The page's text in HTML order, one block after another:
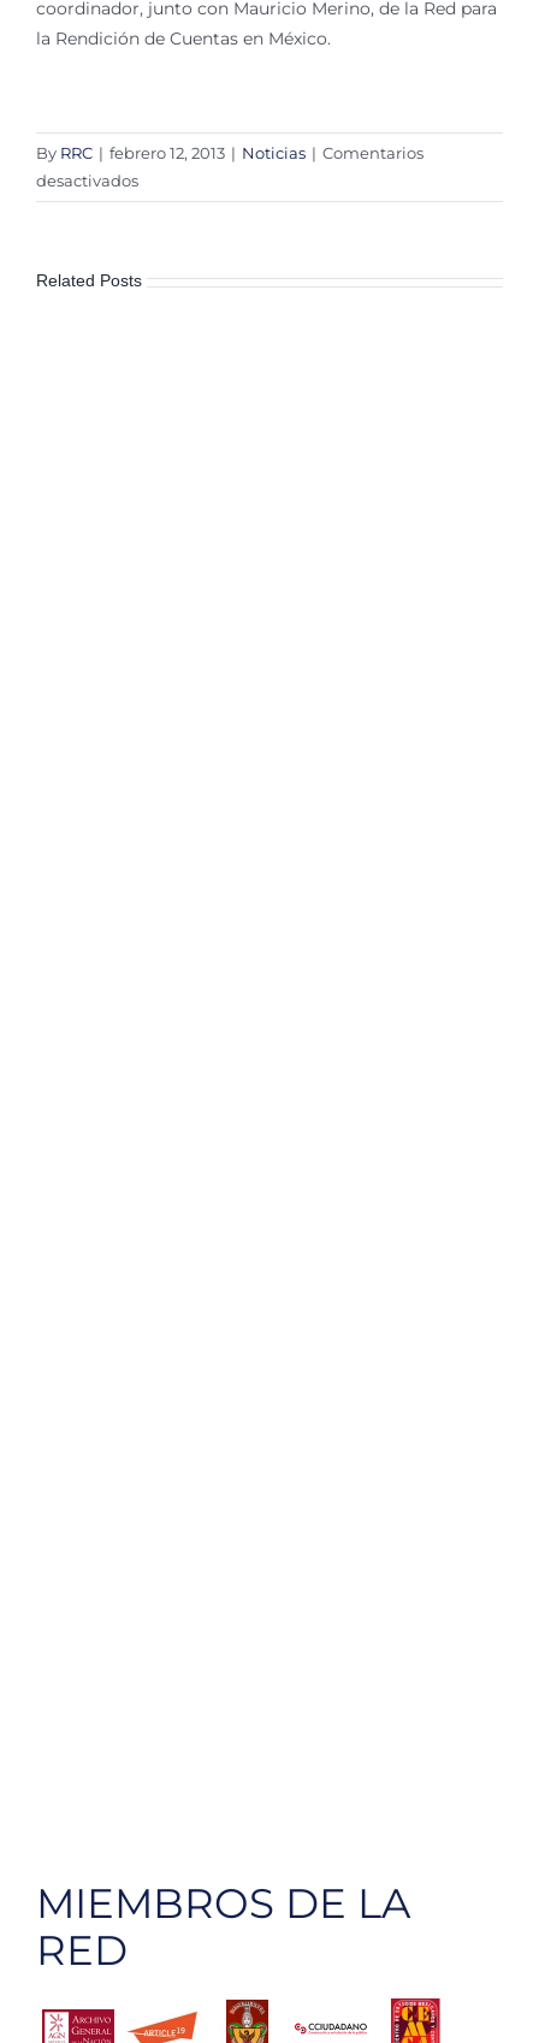
coordinador, junto con Mauricio Merino, de la Red para
la Rendición de Cuentas en México.
By RRC | febrero 12, 2013 | Noticias | Comentarios
desactivadosen
Nombran
Ayllón
Related Posts
MIEMBROS DE LA
RED